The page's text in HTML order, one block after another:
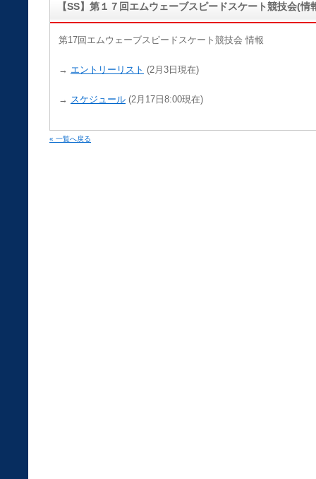
【SS】第１７回エムウェーブスピードスケート競技会(情
第17回エムウェーブスピードスケート競技会 情報
→ エントリーリスト (2月3日現在)
→ スケジュール (2月17日8:00現在)
« 一覧へ戻る